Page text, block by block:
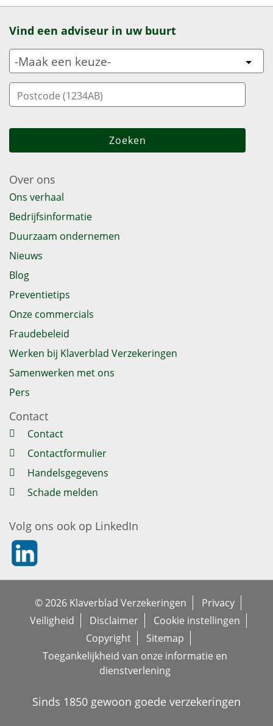
Vind een adviseur in uw buurt
Over ons
Ons verhaal
Bedrijfsinformatie
Duurzaam ondernemen
Nieuws
Blog
Preventietips
Onze commercials
Fraudebeleid
Werken bij Klaverblad Verzekeringen
Samenwerken met ons
Pers
Contact
Contact
Contactformulier
Handelsgegevens
Schade melden
Volg ons ook op LinkedIn
https://nl.linkedin.com/company/klaverblad-
© 2026 Klaverblad Verzekeringen
Privacy
Veiligheid
Disclaimer
Cookie instellingen
Copyright
Sitemap
Toegankelijkheid van onze informatie en
dienstverlening
Sinds 1850 gewoon goede verzekeringen